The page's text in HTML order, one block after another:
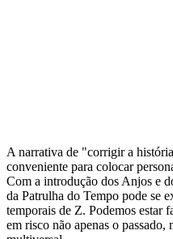
A narrativa de "corrigir a
conveniente para colocar
Com a introdução dos Anjos e
da Patrulha do Tempo pode se
temporais de Z. Podemos estar
em risco não apenas o